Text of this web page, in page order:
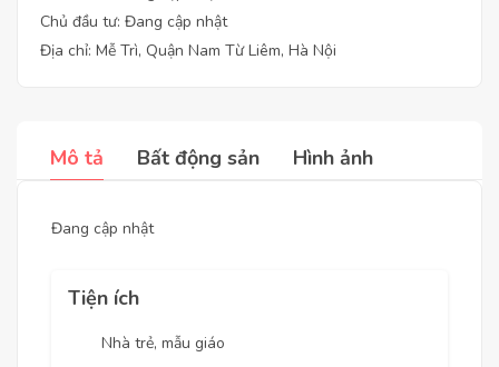
Chủ đầu tư: Đang cập nhật
Địa chỉ: Mễ Trì, Quận Nam Từ Liêm, Hà Nội
Mô tả Bất động sản Hình ảnh
Đang cập nhật
Tiện ích
Nhà trẻ, mẫu giáo